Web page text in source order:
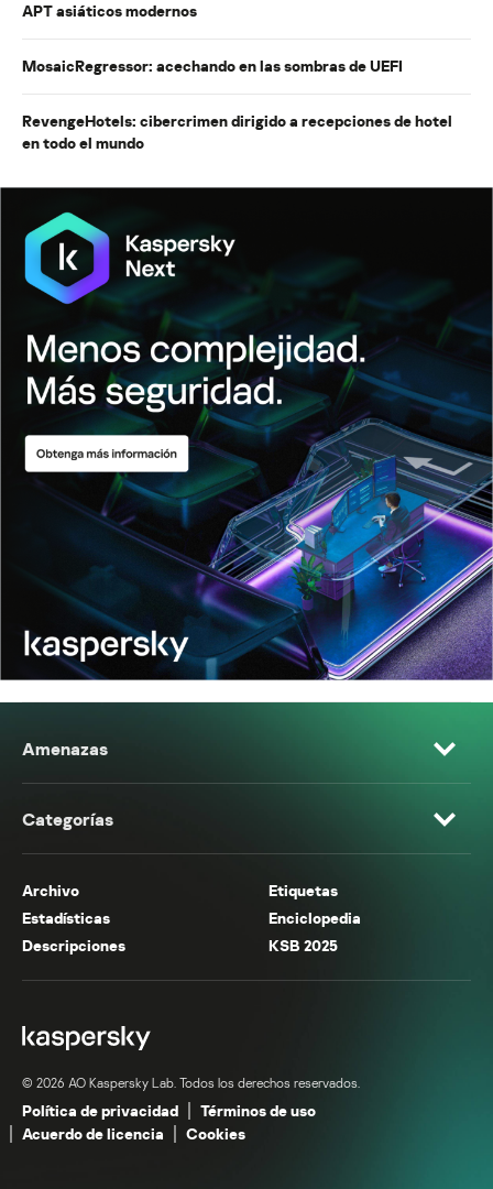
APT asiáticos modernos
MosaicRegressor: acechando en las sombras de UEFI
RevengeHotels: cibercrimen dirigido a recepciones de hotel
en todo el mundo
Amenazas
Categorías
Archivo
Etiquetas
Estadísticas
Enciclopedia
Descripciones
KSB 2025
© 2026 AO Kaspersky Lab. Todos los derechos reservados.
Política de privacidad
Términos de uso
Acuerdo de licencia
Cookies